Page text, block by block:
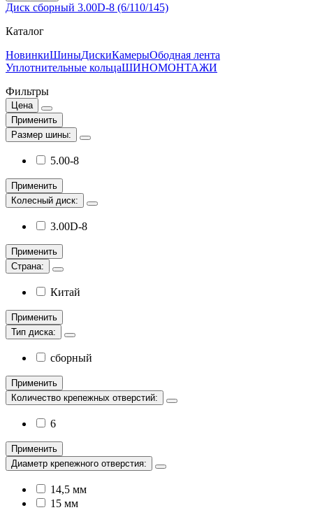
Диск сборный 3.00D-8 (6/110/145)
Каталог
НовинкиШиныДискиКамерыОбодная лента
Уплотнительные кольцаШИНОМОНТАЖИ
Фильтры
Цена
Применить
Размер шины:
5.00-8
Применить
Колесный диск:
3.00D-8
Применить
Страна:
Китай
Применить
Тип диска:
сборный
Применить
Количество крепежных отверстий:
6
Применить
Диаметр крепежного отверстия:
14,5 мм
15 мм